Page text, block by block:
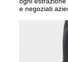
e negoziati